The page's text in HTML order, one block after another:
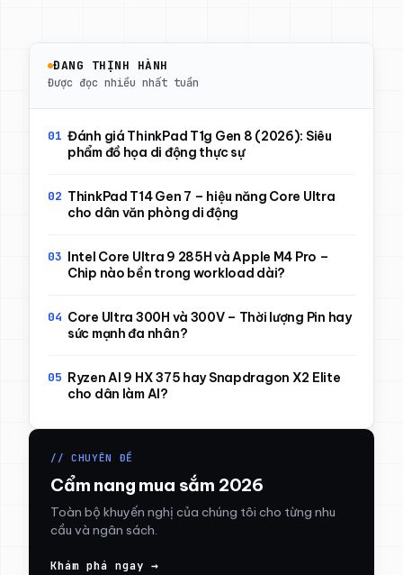
ĐANG THỊNH HÀNH
Được đọc nhiều nhất tuần
Đánh giá ThinkPad T1g Gen 8 (2026): Siêu
phẩm đồ họa di động thực sự
ThinkPad T14 Gen 7 – hiệu năng Core Ultra
cho dân văn phòng di động
Intel Core Ultra 9 285H và Apple M4 Pro –
Chip nào bền trong workload dài?
Core Ultra 300H và 300V – Thời lượng Pin hay
sức mạnh đa nhân?
Ryzen AI 9 HX 375 hay Snapdragon X2 Elite
cho dân làm AI?
// CHUYÊN ĐỀ
Cẩm nang mua sắm 2026
Toàn bộ khuyến nghị của chúng tôi cho từng nhu
cầu và ngân sách.
Khám phá ngay →